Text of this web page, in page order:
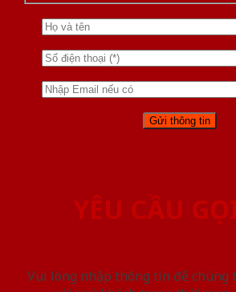
YÊU CẦU
Vui lòng nhập thông tin để chúng